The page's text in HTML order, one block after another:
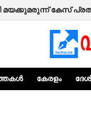
മയക്കുമരുന്ന് കേസ്
കേരളം